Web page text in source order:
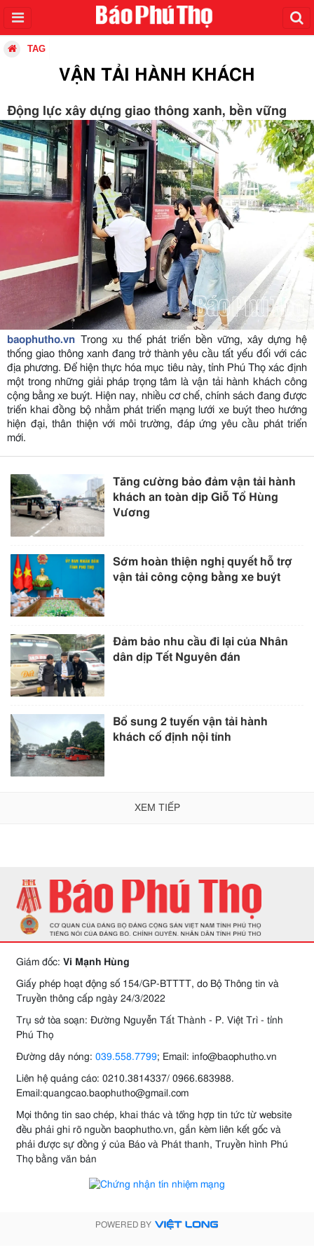
TAG
VẬN TẢI HÀNH KHÁCH
Động lực xây dựng giao thông xanh, bền vững
baophutho.vn Trong xu thế phát triển bền vững, xây dựng hệ
thống giao thông xanh đang trở thành yêu cầu tất yếu đối với các
địa phương. Để hiện thực hóa mục tiêu này, tỉnh Phú Thọ xác định
một trong những giải pháp trọng tâm là vận tải hành khách công
cộng bằng xe buýt. Hiện nay, nhiều cơ chế, chính sách đang được
triển khai đồng bộ nhằm phát triển mạng lưới xe buýt theo hướng
hiện đại, thân thiện với môi trường, đáp ứng yêu cầu phát triển
mới.
Tăng cường bảo đảm vận tải hành
khách an toàn dịp Giỗ Tổ Hùng
Vương
Sớm hoàn thiện nghị quyết hỗ trợ
vận tải công cộng bằng xe buýt
Đảm bảo nhu cầu đi lại của Nhân
dân dịp Tết Nguyên đán
Bổ sung 2 tuyến vận tải hành
khách cố định nội tỉnh
XEM TIẾP
Giám đốc: Vi Mạnh Hùng
Giấy phép hoạt động số 154/GP-BTTTT, do Bộ Thông tin và
Truyền thông cấp ngày 24/3/2022
Trụ sở tòa soạn: Đường Nguyễn Tất Thành - P. Việt Trì - tỉnh
Phú Thọ
Đường dây nóng: 039.558.7799; Email: info@baophutho.vn
Liên hệ quảng cáo: 0210.3814337/ 0966.683988.
Email:quangcao.baophutho@gmail.com
Mọi thông tin sao chép, khai thác và tổng hợp tin tức từ website
đều phải ghi rõ nguồn baophutho.vn, gắn kèm liên kết gốc và
phải được sự đồng ý của Báo và Phát thanh, Truyền hình Phú
Thọ bằng văn bản
POWERED BY